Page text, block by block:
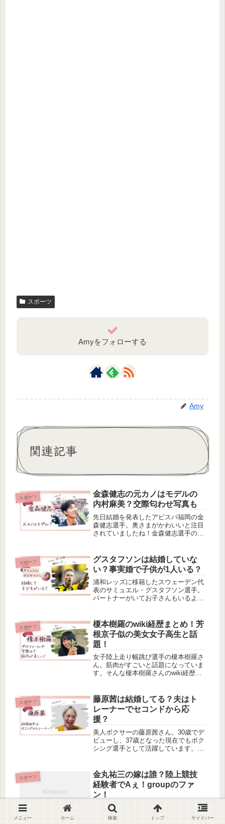
スポーツ
Amyをフォローする
Amy
関連記事
スポーツ
金森健志の元カノはモデルの
内村麻美？交際匂わせ写真も
先日結婚を発表したアビスパ福岡の金
森健志選手。奥さまがかわいいと注目
されていましたね！金森健志選手の美
真もあるみたいですよ！・金森健志の
元カノはモデルの内村麻美？・金森健
志...
スポーツ
グスタフソンは結婚していな
い？事実婚で子供が1人いる？
浦和レッズに移籍したスウェーデン代
表のサミュエル・グスタフソン選手。
パートナーがいてお子さんもいるよ
べてみました。
スポーツ
榎本樹羅のwiki経歴まとめ！芳
根京子似の美女女子高生と話
題！
女子陸上走り幅跳び選手の榎本樹羅さ
ん。筋肉がすごいと話題になっていま
す。そんな榎本樹羅さんのwiki経歴が
羅さんについて、気になる方はぜひ見
ていってくださいね！榎本樹羅...
スポーツ
藤原茜は結婚してる？夫はト
レーナーでセコンドから応
援？
美人ボクサーの藤原茜さん。30歳でデ
ビューし、37歳となった現在でもボク
シング選手として活躍しています。そ
結婚しているのか調べました。トレー
ナーの夫がいるとの情報もありまし...
スポーツ
金丸祐三の嫁は誰？陸上競技
経験者でAぇ！groupのファ
ン！
陸上400m日本選手権で、11連覇の記
録を持つ金丸祐三さん。2021年に現役
メニュー ホーム 検索 トップ サイドバー